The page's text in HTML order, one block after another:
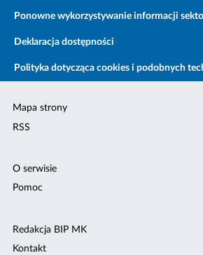
Ponowne wykorzystywanie informacji
Deklaracja dostępności
Polityka dotycząca cookies i podobnych
Mapa strony
RSS
O serwisie
Pomoc
Redakcja BIP MK
Kontakt